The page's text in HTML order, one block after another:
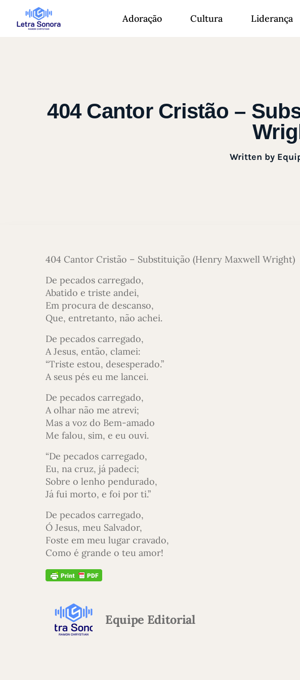
Adoração Cultura Liderança
404 Cantor Cristão –
Written by
404 Cantor Cristão – Substituição (Henry Maxwell Wright)
De pecados carregado,
Abatido e triste andei,
Em procura de descanso,
Que, entretanto, não achei.
De pecados carregado,
A Jesus, então, clamei:
“Triste estou, desesperado.”
A seus pés eu me lancei.
De pecados carregado,
A olhar não me atrevi;
Mas a voz do Bem-amado
Me falou, sim, e eu ouvi.
“De pecados carregado,
Eu, na cruz, já padeci;
Sobre o lenho pendurado,
Já fui morto, e foi por ti.”
De pecados carregado,
Ó Jesus, meu Salvador,
Foste em meu lugar cravado,
Como é grande o teu amor!
Equipe Editorial